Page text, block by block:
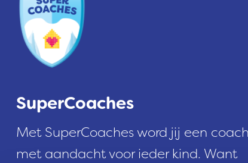
SuperCoaches
Met SuperCoaches word jij een coach
met aandacht voor ieder kind. Want